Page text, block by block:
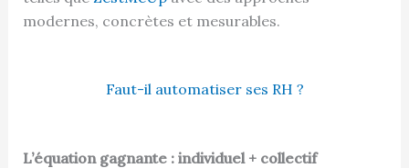
modernes, concrètes et mesurables.
Faut-il automatiser ses RH ?
L’équation gagnante : individuel + collectif